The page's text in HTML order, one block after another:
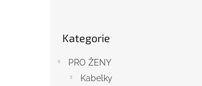
kategorie
Kategorie
PRO ŽENY
Kabelky